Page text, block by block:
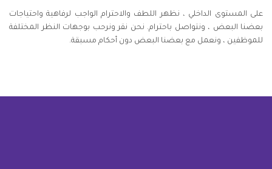
على المستوى الداخلي ، نظهر اللطف والاحترام الواجب لرفاهية واحتياجات
بعضنا البعض ، ونتواصل باحترام. نحن نقر ونرحب بوجهات النظر المختلفة
للموظفين ، ونعمل مع بعضنا البعض دون أحكام مسبقة.